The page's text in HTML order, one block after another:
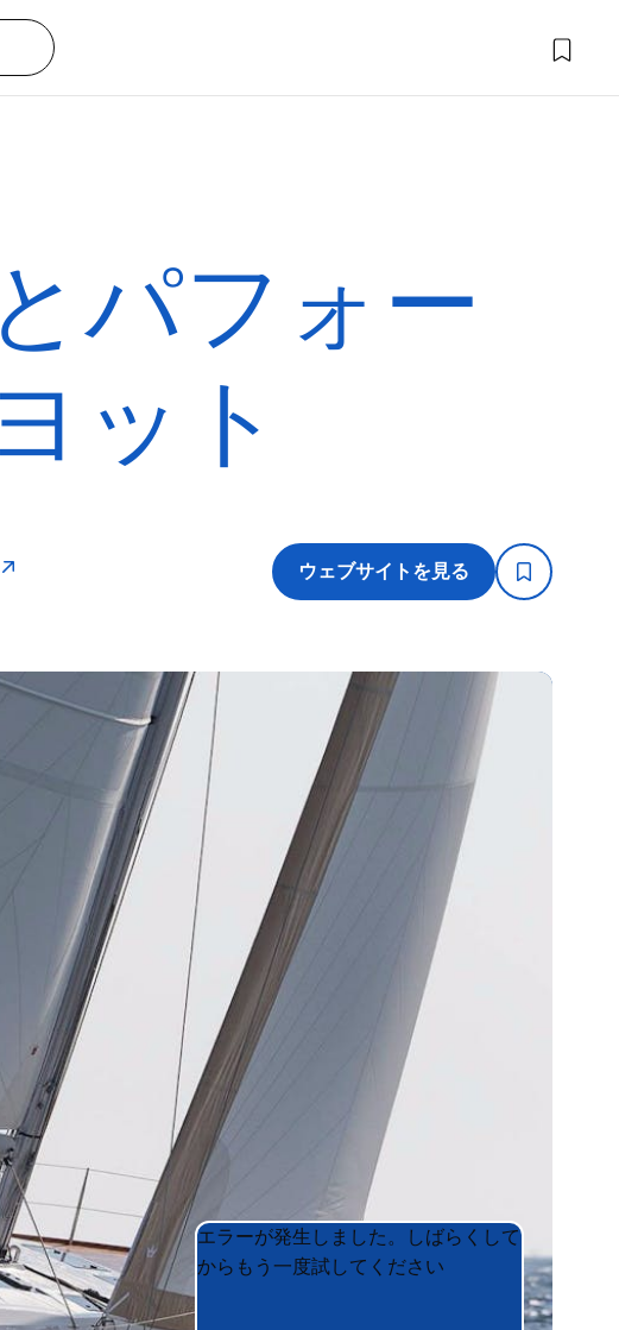
パフォー
ット
ウェブサイトを見る
Product
List
Product
List
エラーが発生しました。しばらくして
からもう一度試してください